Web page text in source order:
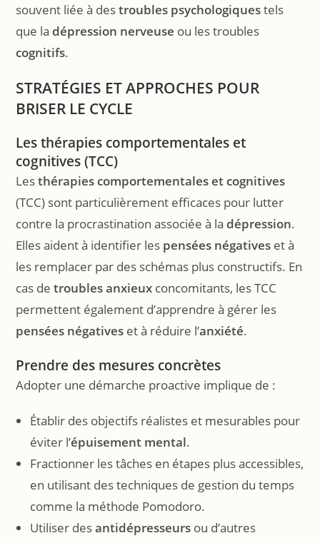
souvent liée à destroubles psychologiquestels
que la dépression nerveuse ou les troubles
cognitifs.
STRATÉGIES ET APPROCHES POUR
BRISER LE CYCLE
Lesthérapies comportementales et
cognitives(TCC)
Lesthérapies comportementales et cognitives
(TCC) sont particulièrement efficaces pour lutter
contre la procrastination associée à la dépression.
Elles aident à identifier les pensées négatives et à
les remplacer par des schémas plus constructifs. En
cas detroubles anxieux concomitants, les TCC
permettent également d’apprendre à gérer les
pensées négatives et à réduire l’anxiété.
Prendre des mesures concrètes
Adopter une démarche proactive implique de :
Établir des objectifs réalistes et mesurables pour
éviter l’épuisement mental.
Fractionner les tâches en étapes plus accessibles,
en utilisant des techniques de gestion du temps
comme la méthode Pomodoro.
Utiliser desantidépresseurs ou d’autres